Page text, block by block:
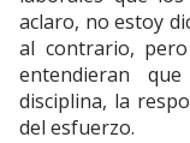
aclaro, no estoy
al contrario,
entendieran
disciplina, la
del esfuerzo.